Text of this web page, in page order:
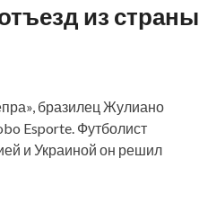
из страны
бразилец Жулиано
Esporte. Футболист
и Украиной он решил